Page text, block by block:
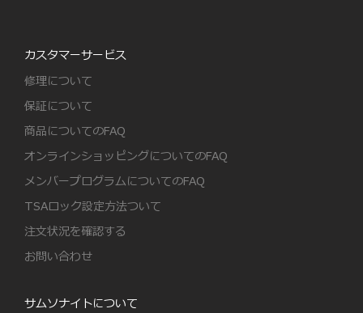
カスタマーサービス
修理について
保証について
商品についてのFAQ
オンラインショッピングについてのFAQ
メンバープログラムについてのFAQ
TSAロック設定方法ついて
注文状況を確認する
お問い合わせ
サムソナイトについて